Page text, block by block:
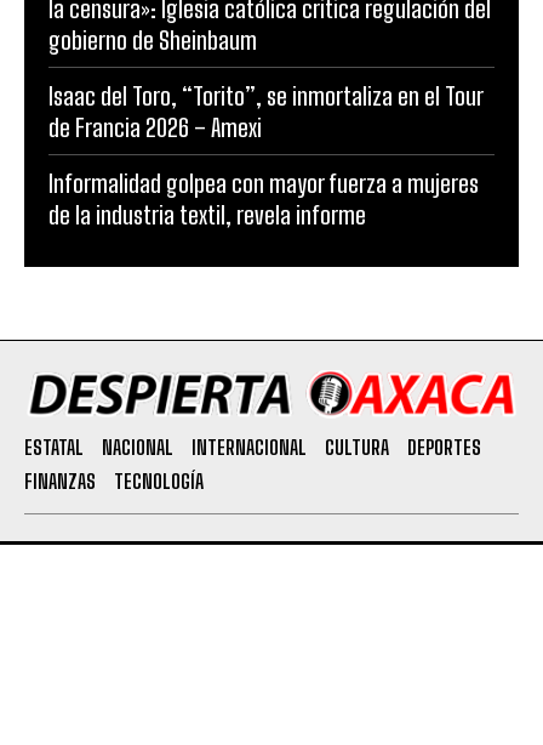
la censura»: Iglesia católica critica regulación del
gobierno de Sheinbaum
Isaac del Toro, “Torito”, se inmortaliza en el Tour
de Francia 2026 – Amexi
Informalidad golpea con mayor fuerza a mujeres
de la industria textil, revela informe
ESTATAL NACIONAL INTERNACIONAL CULTURA
DEPORTES
FINANZAS
TECNOLOGÍA